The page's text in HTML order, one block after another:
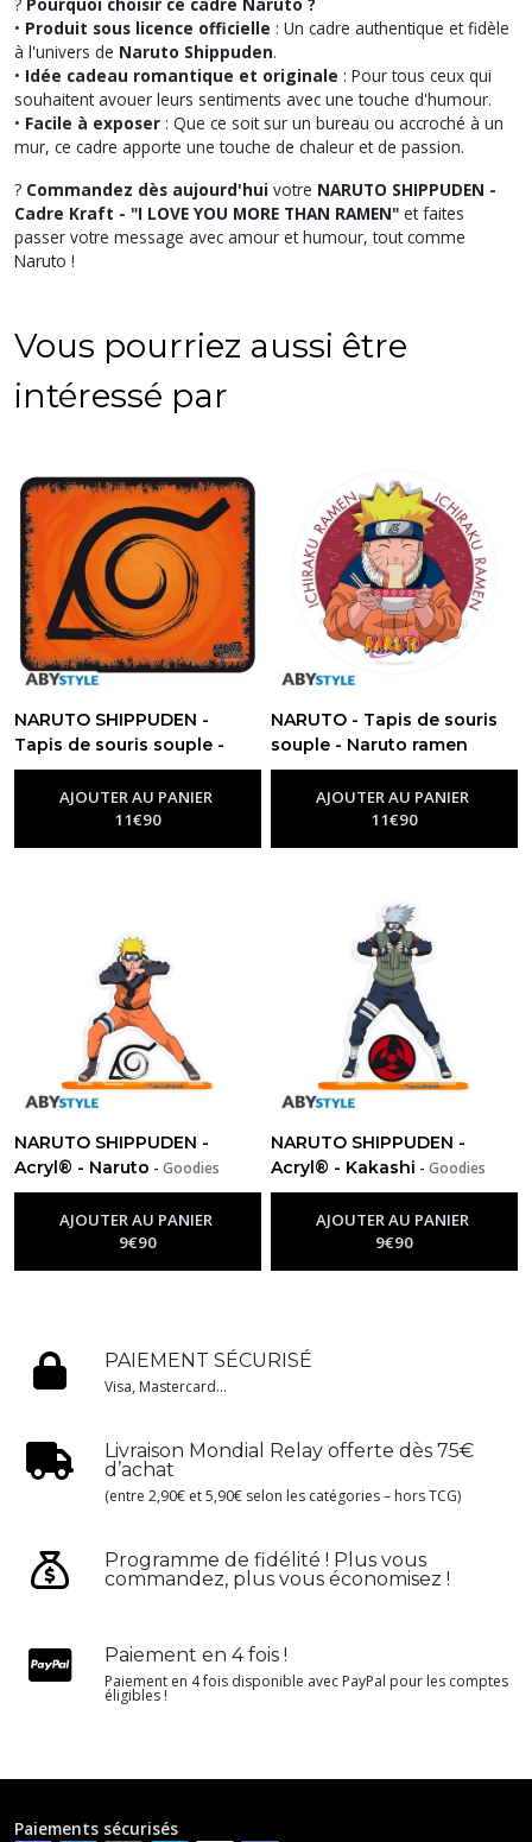
• Produit sous licence officielle : Un cadre authentique et fidèle
à l'univers de Naruto Shippuden.
• Idée cadeau romantique et originale : Pour tous ceux qui
souhaitent avouer leurs sentiments avec une touche d'humour.
• Facile à exposer : Que ce soit sur un bureau ou accroché à un
mur, ce cadre apporte une touche de chaleur et de passion.
? Commandez dès aujourd'hui votre NARUTO SHIPPUDEN -
Cadre Kraft - "I LOVE YOU MORE THAN RAMEN" et faites
passer votre message avec amour et humour, tout comme
Naruto !
Vous pourriez aussi être
intéressé par
NARUTO SHIPPUDEN -
Tapis de souris souple -
Konoha-Goodies Naruto
AJOUTER AU PANIER
11€90
NARUTO - Tapis de souris
souple - Naruto ramen
-Goodies Naruto
AJOUTER AU PANIER
11€90
NARUTO SHIPPUDEN -
Acryl® - Naruto - Goodies
Naruto
AJOUTER AU PANIER
9€90
NARUTO SHIPPUDEN -
Acryl® - Kakashi -Goodies
Naruto
AJOUTER AU PANIER
9€90
PAIEMENT SÉCURISÉ
Visa, Mastercard...
Livraison Mondial Relay offerte dès 75€
d’achat
(entre 2,90€ et 5,90€ selon les catégories – hors TCG)
Programme de fidélité ! Plus vous
commandez, plus vous économisez !
Paiement en 4 fois !
Paiement en 4 fois disponible avec PayPal pour les comptes
éligibles !
Paiements sécurisés